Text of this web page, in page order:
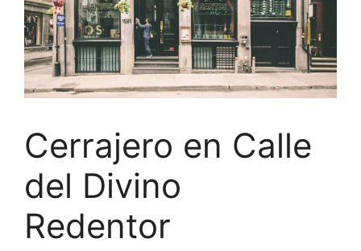
Cerrajero en Calle
del Divino
Redentor